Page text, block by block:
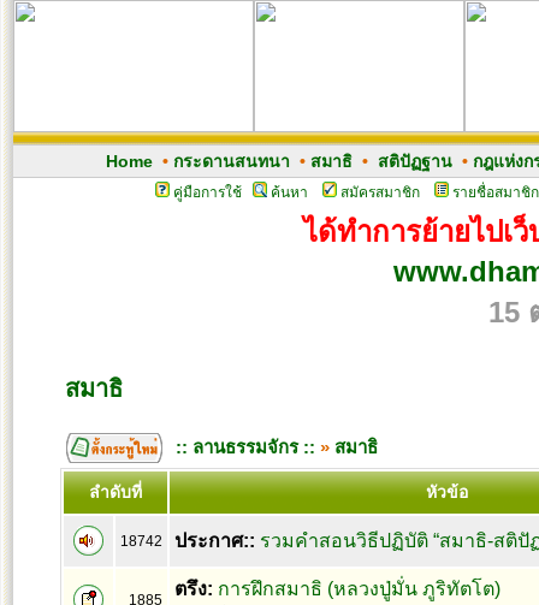
Home• กระดานสนทนา • สมาธิ• สติปัฏฐาน• กฎแห่งก
คู่มือการใช้ ค้นหา สมัครสมาชิก รายชื่อสมาชิก
ได้ทำการย้ายไปเ
15
สมาธิ
:: ลานธรรมจักร :: » สมาธิ
ลำดับที่ หัวข้อ
18742 ประกาศ:: รวมคำสอนวิธีปฏิบัติ “สมาธิ-สติปั
1885
ตรึง: การฝึกสมาธิ (หลวงปู่มั่น ภูริทัตโต)